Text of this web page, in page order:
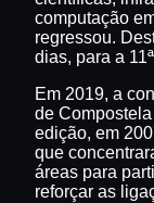
computação
regressou.
dias, para a
Em 2019, a
de
edição, em
que
áreas para
reforçar as